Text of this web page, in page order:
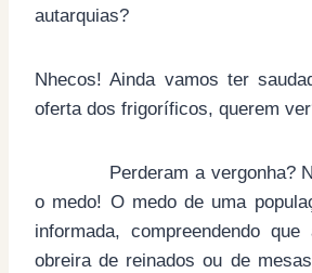
autarquias?
Nhecos! Ainda vamos ter
oferta dos frigoríficos, querem
Perderam a vergonha?
o medo! O medo de uma
informada, compreendendo
obreira de reinados ou de